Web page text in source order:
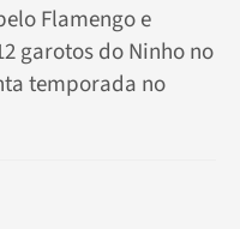
Flamengo e
garotos do Ninho no
temporada no